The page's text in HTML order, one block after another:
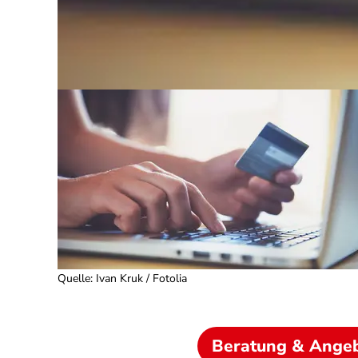
Quelle: Ivan Kruk / Fotolia
Beratung &